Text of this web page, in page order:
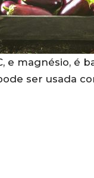
e magnésio, é
ser usada